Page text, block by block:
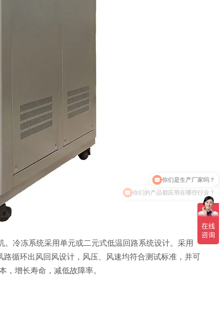
。冷冻系统采用单元或二元式低温回路系统设计。采用
循环出风回风设计，风压、风速均符合测试标准，并可
，增长寿命，减低故障率。
你们的产品都应用在哪些行业？